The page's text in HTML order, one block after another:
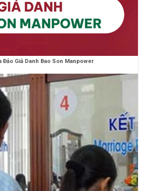
Đảo Giả Danh Bao Son Manpower